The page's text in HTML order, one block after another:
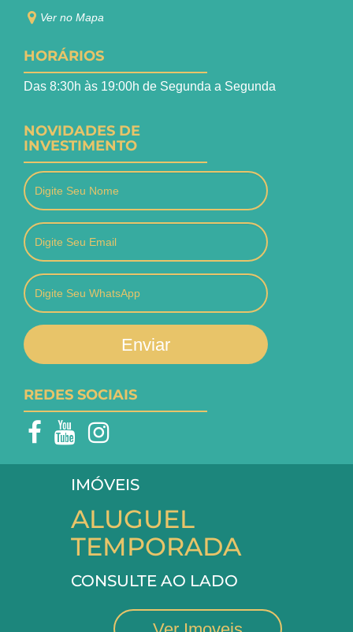
Ver no Mapa
HORÁRIOS
Das 8:30h às 19:00h de Segunda a Segunda
NOVIDADES DE
INVESTIMENTO
Enviar
REDES SOCIAIS
IMÓVEIS
ALUGUEL
TEMPORADA
CONSULTE AO LADO